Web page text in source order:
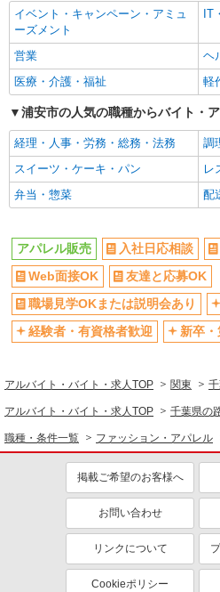
経験者・有資格者歓迎
新
学歴不問
ブ
ボーナス・賞与あり
昇
服装自由
髪
ネイルOK
残業ほぼなし
交
社会保険あり
家
産休・育休取得実績あり
各
社割・特典あり
研
同じ職種から求人を探す
ファッション
アパレル販売
未経験歓迎
服装自由
交
社会保険あり
産
イベント・キャンペーン・アミュ
ーズメント
IT
営業
ヘ
医療・介護・福祉
軽
浦安市の人気の職種からバイト・
経理・人事・労務・総務・法務
調
スイーツ・ケーキ・パン
レ
弁当・惣菜
配
アパレル販売 入社日応相談
Web面接OK
友達と応募OK
職場見学OKまたは説明会あり
経験者・有資格者歓迎
新卒
アルバイト・バイト・求人TOP 関東
アルバイト・バイト・求人TOP 千葉県の
職種・条件一覧 ファッション・アパレル
掲載ご希望のお客様へ
お問い合わせ
リンクについて
Cookieポリシー